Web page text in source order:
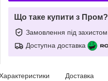
Що таке купити з Пром?
Замовлення під захистом
Доступна доставка
Доставка